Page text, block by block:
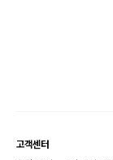
고객센터